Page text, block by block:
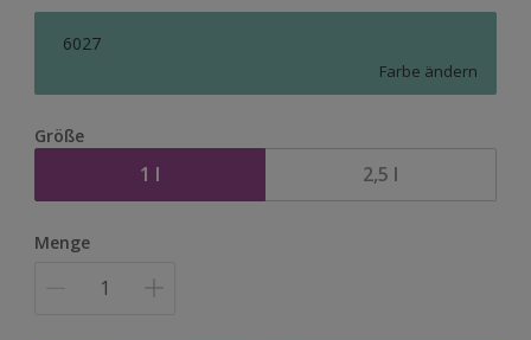
6027
Farbe ändern
Größe
1 l 2,5 l
Menge